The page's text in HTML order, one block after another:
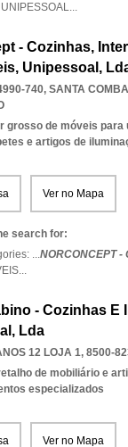
UNIPESSOAL...
- Cozinhas,
Unipessoal,
740, SANTA
grosso de móveis para
e artigos de
Ver no Mapa
search for:
...NORCONCEPT -
...
- Cozinhas E
Lda
12 LOJA 1, 8500-
de mobiliário e
especializados
Ver no Mapa